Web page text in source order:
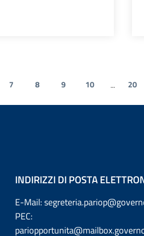
7 8 9 10 ... 20
INDIRIZZI DI POSTA
E-Mail:
PEC: